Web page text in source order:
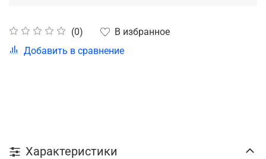
(0)
В избранное
Добавить в сравнение
Характеристики